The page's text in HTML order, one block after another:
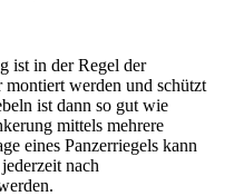
ist in der Regel der
montiert werden und schützt
ist dann so gut wie
mittels mehrere
eines Panzerriegels kann
nach